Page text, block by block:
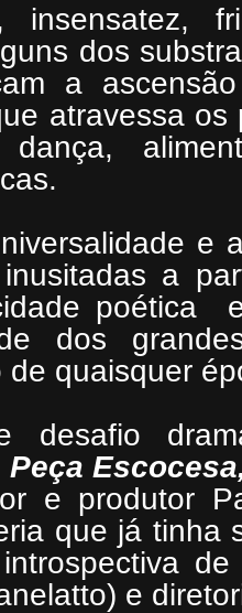
insensatez,
dos
a
atravessa
e
a
poética
dos
de quaisquer
desafio
Peça
e produtor
que já tinha
e